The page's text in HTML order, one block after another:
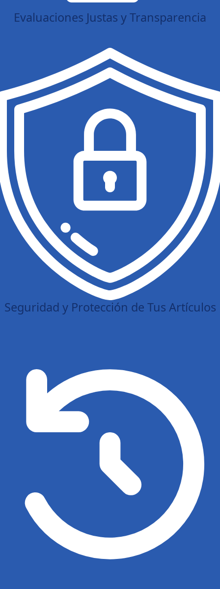
Evaluaciones Justas y Transparencia
Seguridad y Protección de Tus Artículos